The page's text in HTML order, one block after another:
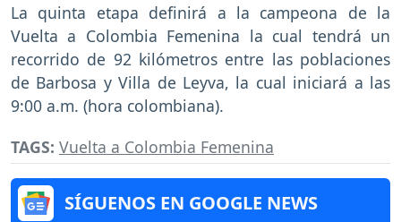
La quinta etapa definirá a la campeona de la
Vuelta a Colombia Femenina la cual tendrá un
recorrido de 92 kilómetros entre las poblaciones
de Barbosa y Villa de Leyva, la cual iniciará a las
9:00 a.m. (hora colombiana).
TAGS: Vuelta a Colombia Femenina
SÍGUENOS EN GOOGLE NEWS